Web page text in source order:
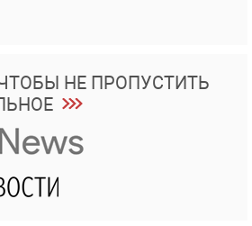
НЕ ПРОПУСТИТЬ